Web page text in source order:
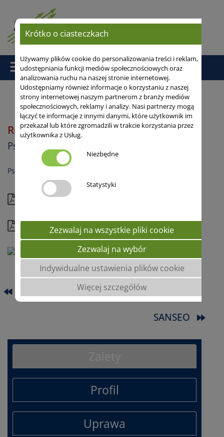
Strona główna// ROTAX
ROTAXB
Pszenica ozima
Pszenica chlebowa
Aktualna karta
Kompletny profil
SANSEO
Profil
Uprawa
Krótko o ciasteczkach
Używamy plików cookie do personalizowania treści i reklam,
udostępniania funkcji mediów społecznościowych oraz
analizowania ruchu na naszej stronie internetowej.
Udostępniamy również informacje o korzystaniu z naszej
strony internetowej naszym partnerom z branży mediów
społecznościowych, reklamy i analizy. Nasi partnerzy mogą
łączyć te informacje z innymi danymi, które użytkownik im
przekazał lub które zgromadzili w trakcie korzystania przez
użytkownika z Usług.
Niezbędne
Statystyki
Zezwalaj na wszystkie pliki cookie
Zezwalaj na wybór
Indywidualne ustawienia plików cookie
Więcej szczegółów